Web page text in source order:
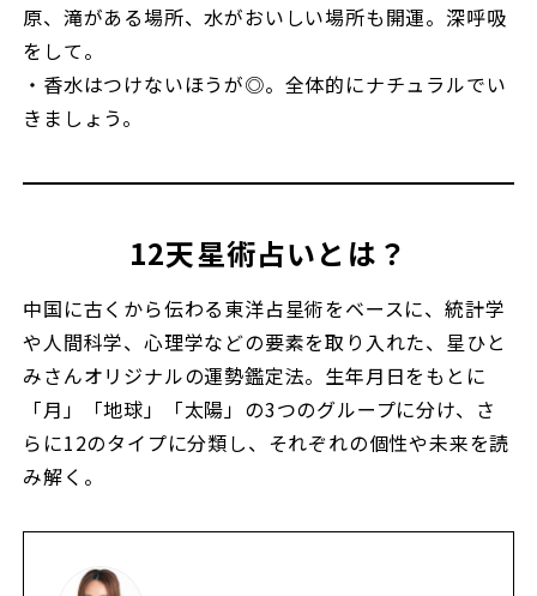
原、滝がある場所、水がおいしい場所も開運。深呼吸
をして。
・香水はつけないほうが◎。全体的にナチュラルでい
きましょう。
12天星術占いとは？
中国に古くから伝わる東洋占星術をベースに、統計学
や人間科学、心理学などの要素を取り入れた、星ひと
みさんオリジナルの運勢鑑定法。生年月日をもとに
「月」「地球」「太陽」の3つのグループに分け、さ
らに12のタイプに分類し、それぞれの個性や未来を読
み解く。